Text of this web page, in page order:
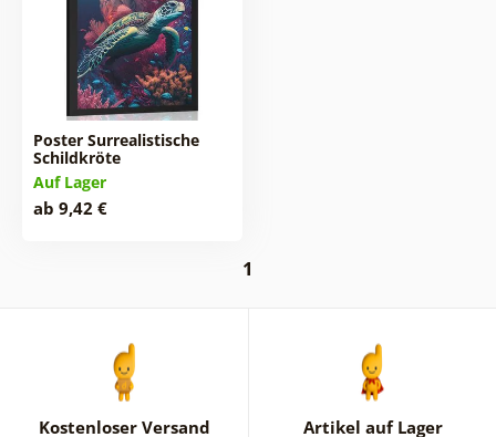
Poster Surrealistische
Schildkröte
Auf Lager
ab 9,42 €
1
Kostenloser Versand Artikel auf Lager